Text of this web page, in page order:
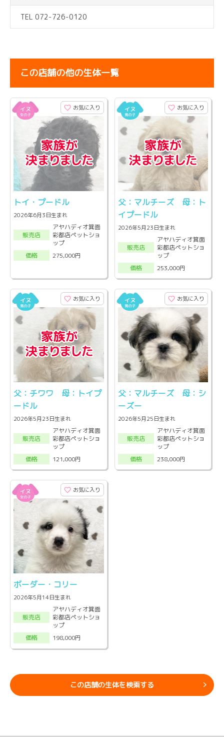
TEL 072-726-0120
この店舗の他の生体一覧
お気に入り
トイ・プードル
2026年6月3日生まれ
販売店
アヤハディオ箕面
彩都店ペットショ
ップ
価格
275,000円
お気に入り
父：マルチーズ 母：ト
イプードル
2026年5月23日生まれ
販売店
アヤハディオ箕面
彩都店ペットショ
ップ
価格
253,000円
お気に入り
父：チワワ 母：トイプ
ードル
2026年5月23日生まれ
販売店
アヤハディオ箕面
彩都店ペットショ
ップ
価格
121,000円
お気に入り
父：マルチーズ 母：シ
ーズー
2026年5月25日生まれ
販売店
アヤハディオ箕面
彩都店ペットショ
ップ
価格
238,000円
お気に入り
ボーダー・コリー
2026年5月14日生まれ
販売店
アヤハディオ箕面
彩都店ペットショ
ップ
価格
198,000円
この店舗の生体を検索する